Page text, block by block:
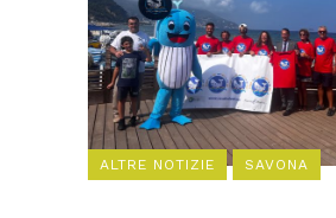
ALTRE NOTIZIE SAVONA